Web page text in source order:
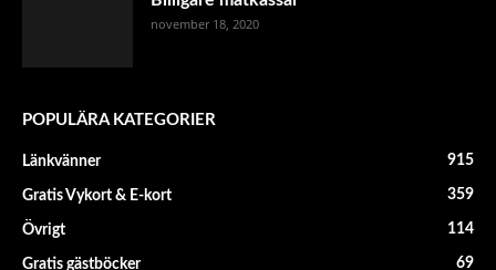
november 18, 2020
POPULÄRA KATEGORIER
Länkvänner 915
Gratis Vykort & E-kort 359
Övrigt 114
Gratis gästböcker 69